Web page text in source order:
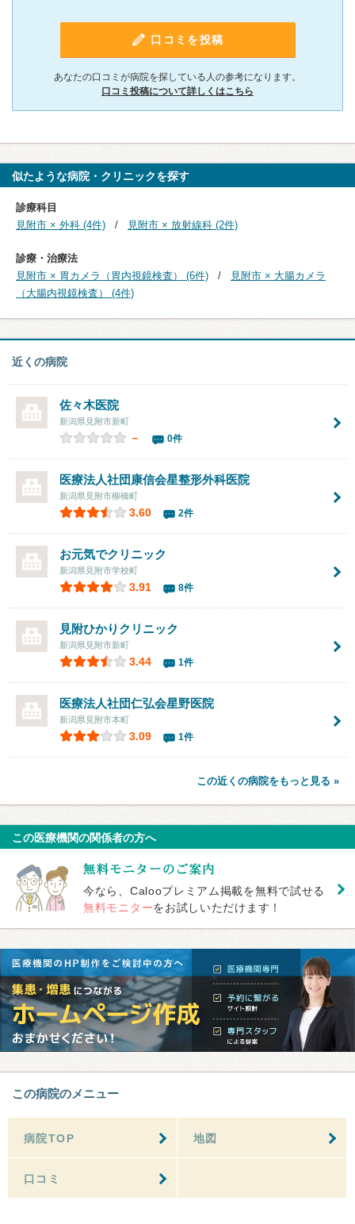
口コミを投稿
あなたの口コミが病院を探している人の参考になります。
口コミ投稿について詳しくはこちら
似たような病院・クリニックを探す
診療科目
見附市 × 外科 (4件)
見附市 × 放射線科 (2件)
診療・治療法
見附市 × 胃カメラ（胃内視鏡検査） (6件)
見附市 × 大腸カメラ
（大腸内視鏡検査） (4件)
近くの病院
佐々木医院
新潟県見附市新町
－ 0件
医療法人社団康信会星整形外科医院
新潟県見附市柳橋町
3.60 2件
お元気でクリニック
新潟県見附市学校町
3.91 8件
見附ひかりクリニック
新潟県見附市新町
3.44 1件
医療法人社団仁弘会星野医院
新潟県見附市本町
3.09 1件
この近くの病院をもっと見る »
この医療機関の関係者の方へ
今なら、Calooプレミアム掲載を無料で試せる
無料モニターをお試しいただけます！
この病院のメニュー
病院TOP 地図
口コミ